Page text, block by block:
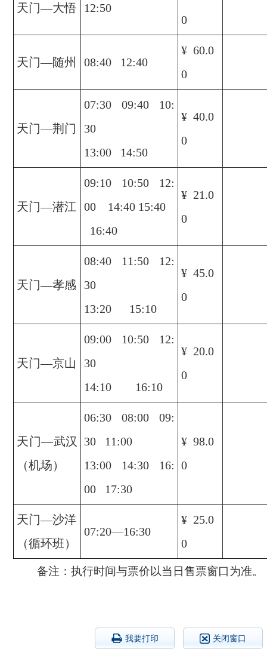
天门—大悟 12:50
0
天门—随州 08:40 12:40
¥ 60.0
0
天门—荆门
07:30 09:40 10:
30
13:00 14:50
¥ 40.0
0
天门—潜江
09:10 10:50 12:
00 14:40 15:40
16:40
¥ 21.0
0
天门—孝感
08:40 11:50 12:
30
13:20 15:10
¥ 45.0
0
天门—京山
09:00 10:50 12:
30
14:10 16:10
¥ 20.0
0
天门—武汉
（机场）
06:30 08:00 09:
30 11:00
13:00 14:30 16:
00 17:30
¥ 98.0
0
天门—沙洋
（循环班）
07:20—16:30
¥ 25.0
0
备注：执行时间与票价以当日售票窗口为准。
我要打印 关闭窗口